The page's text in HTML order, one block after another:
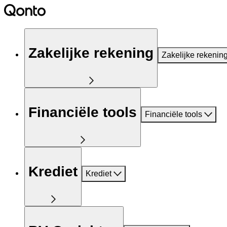
Zakelijke rekening Zakelijke
Financiële tools Financiële tools
Krediet Krediet